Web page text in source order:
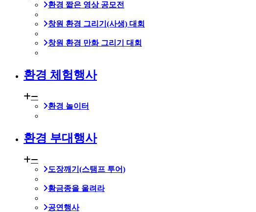
환경 짧은 영상 공모전
창원 환경 그리기(사생) 대회
창원 환경 만화 그리기 대회
환경 체험행사
환경 놀이터
환경 부대행사
도장깨기(스탬프 투어)
황금종을 울려라
공연행사